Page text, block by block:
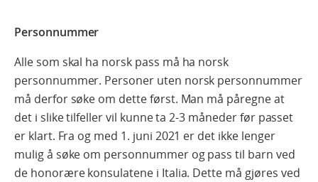
Personnummer
Alle som skal ha norsk pass må ha norsk
personnummer. Personer uten norsk personnummer
må derfor søke om dette først. Man må påregne at
det i slike tilfeller vil kunne ta 2-3 måneder før passet
er klart. Fra og med 1. juni 2021 er det ikke lenger
mulig å søke om personnummer og pass til barn ved
de honorære konsulatene i Italia. Dette må gjøres ved